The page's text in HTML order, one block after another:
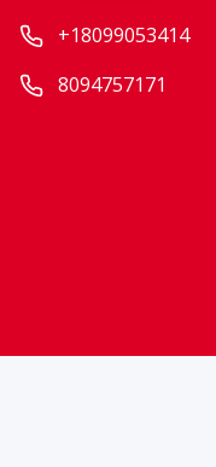
+18099053414
8094757171